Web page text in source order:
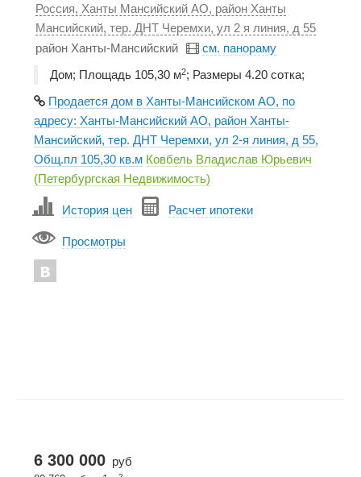
Россия, Ханты Мансийский АО, район Ханты
Мансийский, тер. ДНТ Черемхи, ул 2 я линия, д 55
район Ханты-Мансийский
см. панораму
Дом; Площадь 105,30 м2; Размеры 4.20 сотка;
Продается дом в Ханты-Мансийском АО, по
адресу: Ханты-Мансийский АО, район Ханты-
Мансийский, тер. ДНТ Черемхи, ул 2-я линия, д 55,
Общ.пл 105,30 кв.м Ковбель Владислав Юрьевич
(Петербургская Недвижимость)
История цен Расчет ипотеки
Просмотры
6 300 000 руб